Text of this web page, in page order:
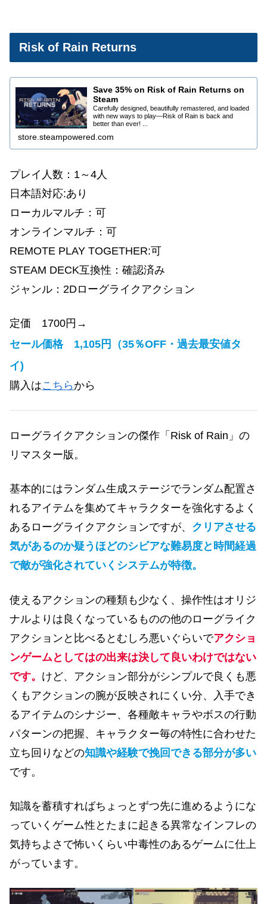
Risk of Rain Returns
Save 35% on Risk of Rain Returns on
Steam
Carefully designed, beautifully remastered, and loaded
with new ways to play—Risk of Rain is back and
better than ever! ...
store.steampowered.com
プレイ人数：1～4人
日本語対応:あり
ローカルマルチ：可
オンラインマルチ：可
REMOTE PLAY TOGETHER:可
STEAM DECK互換性：確認済み
ジャンル：2Dローグライクアクション
定価 1700円→
セール価格 1,105円（35％OFF・過去最安値タ
イ)
購入はこちらから
ローグライクアクションの傑作「Risk of Rain」の
リマスター版。
基本的にはランダム生成ステージでランダム配置さ
れるアイテムを集めてキャラクターを強化するよく
あるローグライクアクションですが、 クリアさせる
気があるのか疑うほどのシビアな難易度と時間経過
で敵が強化されていくシステムが特徴。
使えるアクションの種類も少なく、操作性はオリジ
ナルよりは良くなっているものの他のローグライク
アクションと比べるとむしろ悪いぐらいでアクショ
ンゲームとしてはの出来は決して良いわけではない
です。 けど、アクション部分がシンプルで良くも悪
くもアクションの腕が反映されにくい分、入手でき
るアイテムのシナジー、各種敵キャラやボスの行動
パターンの把握、キャラクター毎の特性に合わせた
立ち回りなどの知識や経験で挽回できる部分が多い
です。
知識を蓄積すればちょっとずつ先に進めるようにな
っていくゲーム性とたまに起きる異常なインフレの
気持ちよさで怖いくらい中毒性のあるゲームに仕上
がっています。